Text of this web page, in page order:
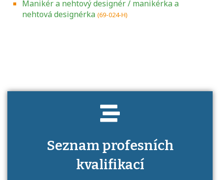
Manikér a nehtový designér / manikérka a
nehtová designérka (69-024-H)
Seznam profesních
kvalifikací
Projděte si seznam profesních kvalifikací.